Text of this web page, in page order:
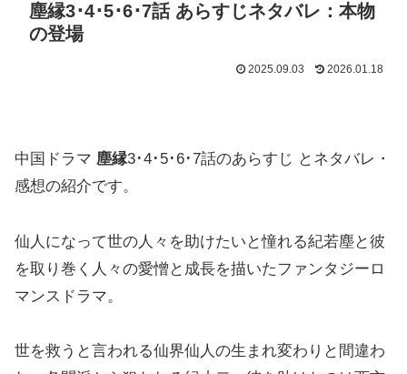
塵縁3･4･5･6･7話 あらすじネタバレ：本物
の登場
2025.09.03 2026.01.18
中国ドラマ 塵縁3･4･5･6･7話のあらすじ とネタバレ・
感想の紹介です。
仙人になって世の人々を助けたいと憧れる紀若塵と彼
を取り巻く人々の愛憎と成長を描いたファンタジーロ
マンスドラマ。
世を救うと言われる仙界仙人の生まれ変わりと間違わ